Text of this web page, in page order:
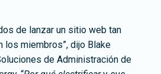
de lanzar un sitio web tan
los miembros”, dijo Blake
de Administración de